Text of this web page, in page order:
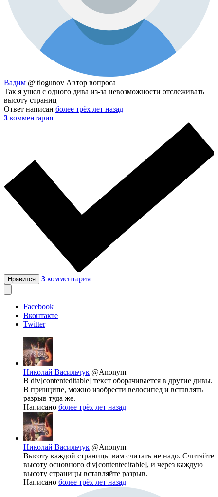
Вадим @itlogunov Автор вопроса
Так я ушел с одного дива из-за невозможности отслеживать
высоту страниц
Ответ написан более трёх лет назад
3 комментария
Нравится 3 комментария
Facebook
Вконтакте
Twitter
Николай Васильчук @Anonym
В div[contenteditable] текст оборачивается в другие дивы.
В принципе, можно изобрести велосипед и вставлять
разрыв туда же.
Написано более трёх лет назад
Николай Васильчук @Anonym
Высоту каждой страницы вам считать не надо. Считайте
высоту основного div[contenteditable], и через каждую
высоту страницы вставляйте разрыв.
Написано более трёх лет назад